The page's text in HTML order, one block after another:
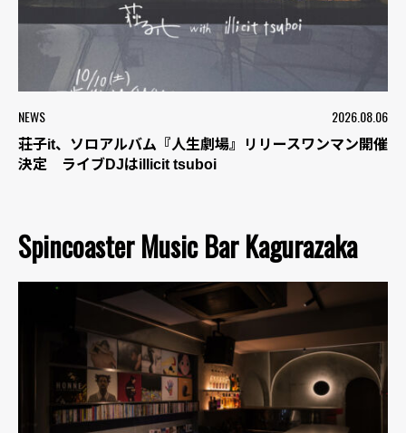
NEWS 2026.08.06
荘子it、ソロアルバム『人生劇場』リリースワンマン開催
決定 ライブDJはillicit tsuboi
Spincoaster Music Bar Kagurazaka